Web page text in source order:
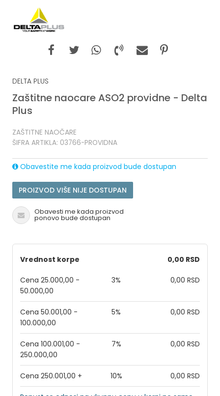
DELTA PLUS
Zaštitne naocare ASO2 providne - Delta
Plus
ZAŠTITNE NAOČARE
ŠIFRA ARTIKLA: 03766-PROVIDNA
Obavestite me kada proizvod bude dostupan
PROIZVOD VIŠE NIJE DOSTUPAN
Obavesti me kada proizvod
ponovo bude dostupan
Vrednost korpe 0,00 RSD
Cena 25.000,00 -
50.000,00
3% 0,00 RSD
Cena 50.001,00 -
100.000,00
5% 0,00 RSD
Cena 100.001,00 -
250.000,00
7% 0,00 RSD
Cena 250.001,00 + 10% 0,00 RSD